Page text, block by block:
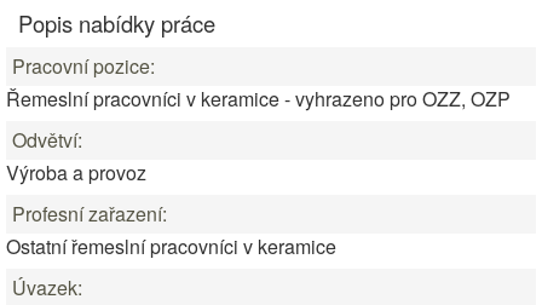
Popis nabídky práce
Pracovní pozice:
Řemeslní pracovníci v keramice - vyhrazeno pro OZZ, OZP
Odvětví:
Výroba a provoz
Profesní zařazení:
Ostatní řemeslní pracovníci v keramice
Úvazek: